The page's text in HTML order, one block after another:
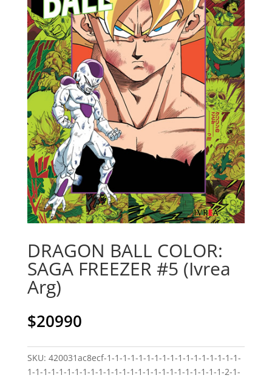
DRAGON BALL COLOR:
SAGA FREEZER #5 (Ivrea
Arg)
$20990
SKU: 420031ac8ecf-1-1-1-1-1-1-1-1-1-1-1-1-1-1-1-1-1-
1-1-1-1-1-1-1-1-1-1-1-1-1-1-1-1-1-1-1-1-1-1-1-1-1-2-1-